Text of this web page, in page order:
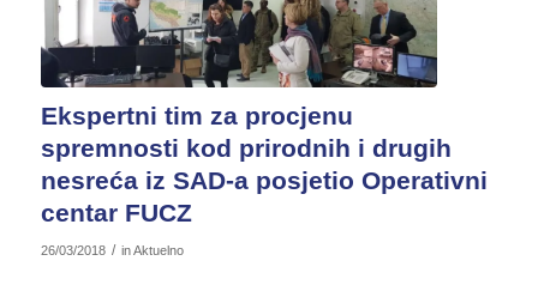
Ekspertni tim za procjenu
spremnosti kod prirodnih i drugih
nesreća iz SAD-a posjetio Operativni
centar FUCZ
26/03/2018 / inAktuelno